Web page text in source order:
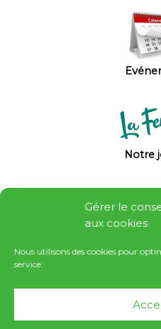
Gérer le
aux cookies
Nous utilisons des cookies pour
service.
Notre